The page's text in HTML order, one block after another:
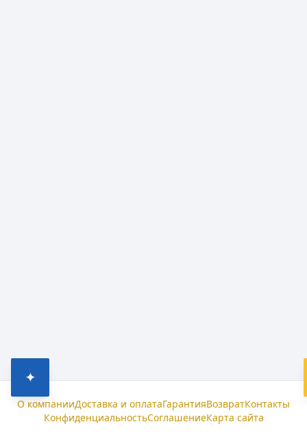
✦
О компанииДоставка и оплатаГарантияВозвратКонтакты
КонфиденциальностьСоглашениеКарта сайта